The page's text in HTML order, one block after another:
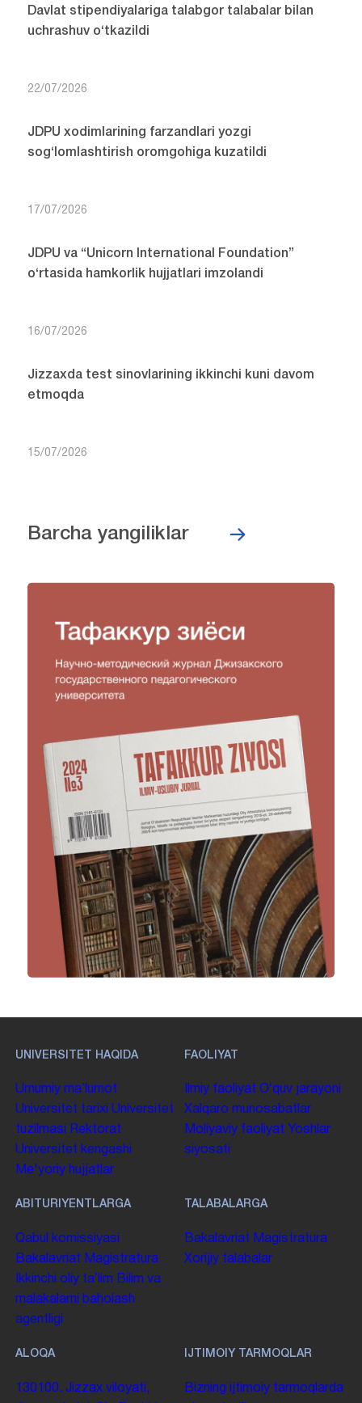
Davlat stipendiyalariga talabgor talabalar bilan
uchrashuv o‘tkazildi
22/07/2026
JDPU xodimlarining farzandlari yozgi
sog‘lomlashtirish oromgohiga kuzatildi
17/07/2026
JDPU va “Unicorn International Foundation”
o‘rtasida hamkorlik hujjatlari imzolandi
16/07/2026
Jizzaxda test sinovlarining ikkinchi kuni davom
etmoqda
15/07/2026
Barcha yangiliklar
UNIVERSITET HAQIDA
Umumiy maʼlumot
Universitet tarixi Universitet
tuzilmasi
Rektorat
Universitet kengashi
Me'yoriy hujjatlar
FAOLIYAT
Ilmiy faoliyat Oʻquv jarayoni
Xalqaro munosabatlar
Moliyaviy faoliyat Yoshlar
siyosati
ABITURIYENTLARGA
Qabul komissiyasi
Bakalavriat Magistratura
Ikkinchi oliy taʼlim Bilim va
malakalarni baholash
agentligi
TALABALARGA
Bakalavriat Magistratura
Xorijiy talabalar
ALOQA
130100. Jizzax viloyati,
IJTIMOIY TARMOQLAR
Bizning ijtimoiy tarmoqlarda